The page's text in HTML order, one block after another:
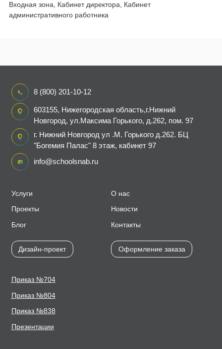
Входная зона, Кабинет директора, Кабинет
административного работника
Услуги
Проекты
Блог
Дизайн-проект
О нас
Новости
Контакты
Оформление заказа
Приказ №704
Приказ №804
Приказ №838
Презентации
8 (800) 201-10-12
603155, Нижегородская область,г.Нижний
Новгород, ул.Максима Горького, д.262, пом. 97
г. Нижний Новгород ул .М. Горького д.262. БЦ
"Богемия Палас" 8 этаж, кабинет 97
info@schoolsnab.ru